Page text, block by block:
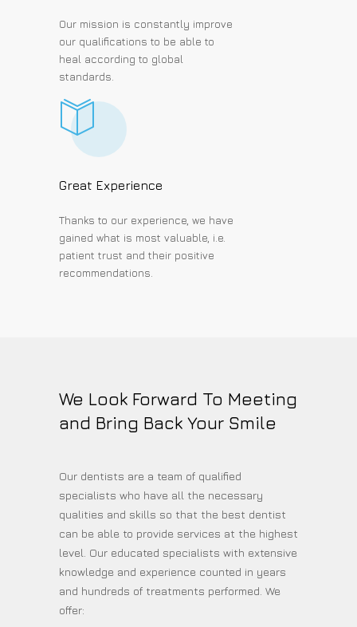
Our mission is constantly improve
our qualifications to be able to
heal according to global
standards.
Great Experience
Thanks to our experience, we have
gained what is most valuable, i.e.
patient trust and their positive
recommendations.
We Look Forward To Meeting
and Bring Back Your Smile
Our dentists are a team of qualified
specialists who have all the necessary
qualities and skills so that the best dentist
can be able to provide services at the highest
level. Our educated specialists with extensive
knowledge and experience counted in years
and hundreds of treatments performed. We
offer: